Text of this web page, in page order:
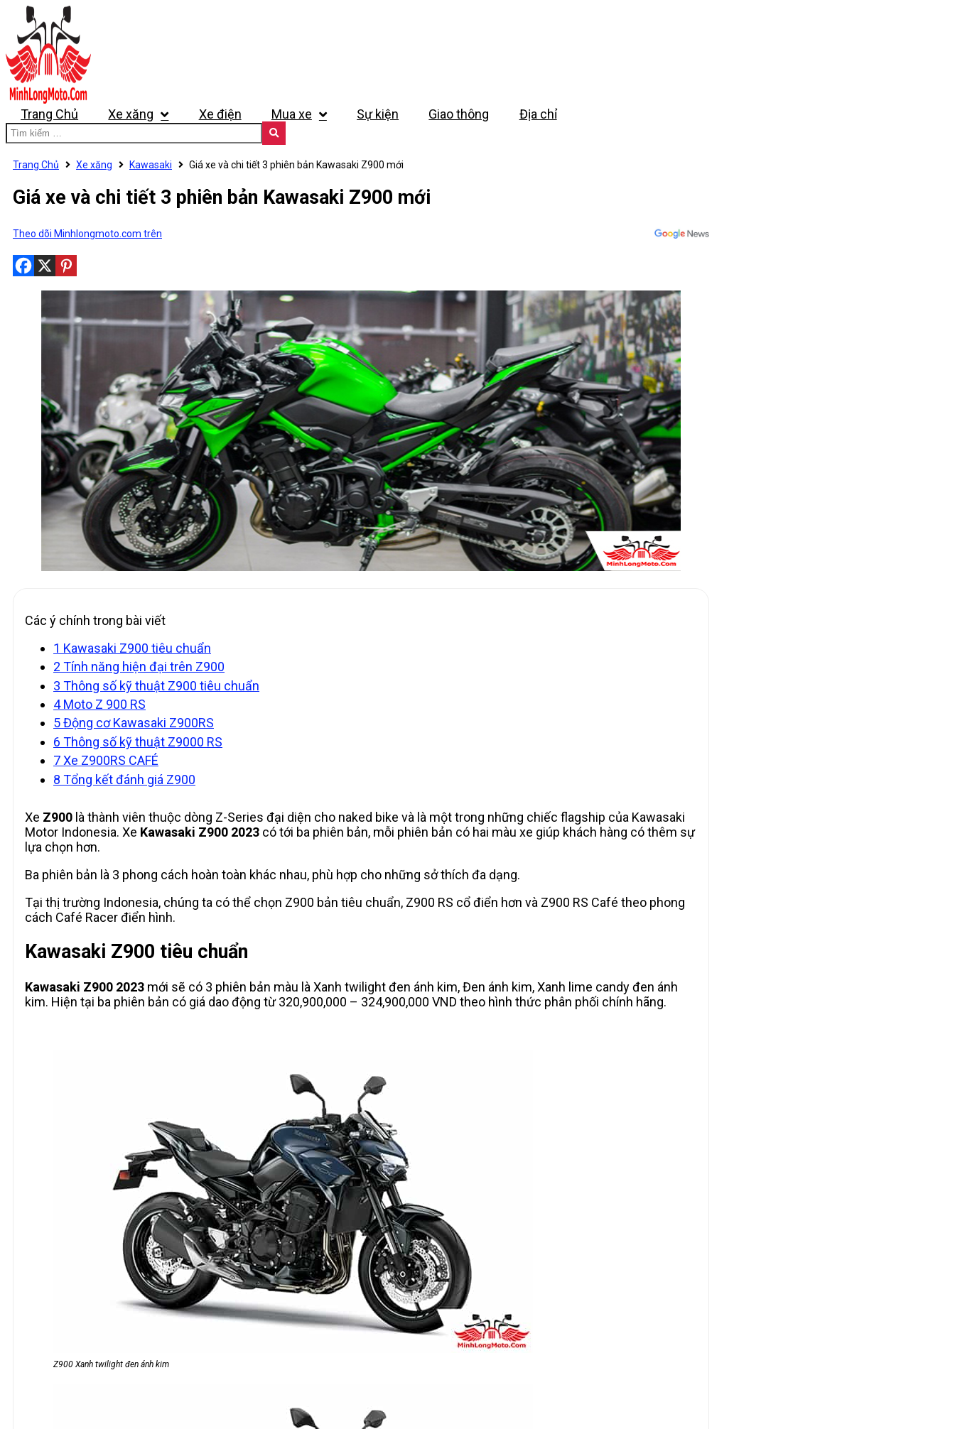
Trang Chủ Xe xăng Xe điện Mua xe Sự kiện Giao thông Địa chỉ
Trang Chủ Xe xăng Kawasaki Giá xe và chi tiết 3 phiên bản Kawasaki Z900 mới
Giá xe và chi tiết 3 phiên bản Kawasaki Z900 mới
Theo dõi Minhlongmoto.com trên
Các ý chính trong bài viết
1 Kawasaki Z900 tiêu chuẩn
2 Tính năng hiện đại trên Z900
3 Thông số kỹ thuật Z900 tiêu chuẩn
4Moto Z 900 RS
5Động cơ Kawasaki Z900RS
6 Thông số kỹ thuật Z9000 RS
7Xe Z900RS CAFÉ
8 Tổng kết đánh giá Z900
Xe Z900 là thành viên thuộc dòng Z-Series đại diện cho naked bike và là một trong những chiếc flagship của Kawasaki
Motor Indonesia. Xe Kawasaki Z900 2023 có tới ba phiên bản, mỗi phiên bản có hai màu xe giúp khách hàng có thêm sự
lựa chọn hơn.
Ba phiên bản là 3 phong cách hoàn toàn khác nhau, phù hợp cho những sở thích đa dạng.
Tại thị trường Indonesia, chúng ta có thể chọn Z900 bản tiêu chuẩn, Z900 RS cổ điển hơn và Z900 RS Café theo phong
cách Café Racer điển hình.
Kawasaki Z900 tiêu chuẩn
Kawasaki Z900 2023 mới sẽ có 3 phiên bản màu là Xanh twilight đen ánh kim, Đen ánh kim, Xanh lime candy đen ánh
kim. Hiện tại ba phiên bản có giá dao động từ 320,900,000 – 324,900,000 VND theo hình thức phân phối chính hãng.
Z900 Xanh twilight đen ánh kim